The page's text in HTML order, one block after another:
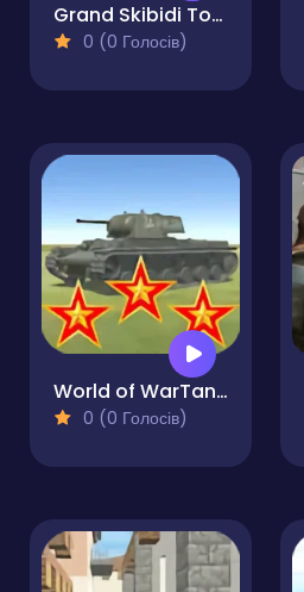
Grand Skibidi Town
0 (0 Голосів)
World of WarTanks
0 (0 Голосів)